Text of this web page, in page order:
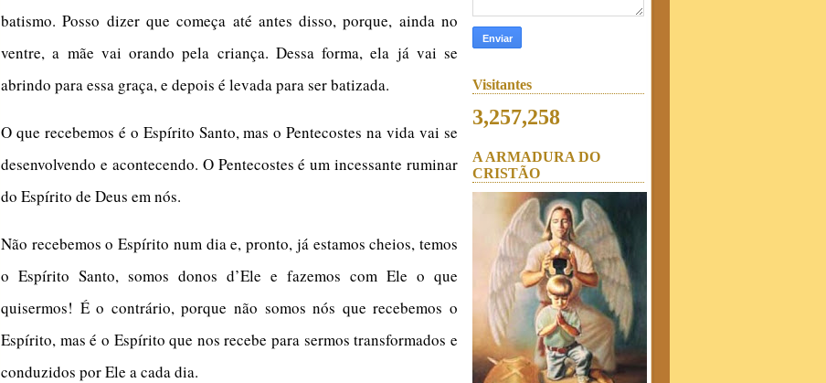
batismo. Posso dizer que começa até antes disso, porque, ainda no
ventre, a mãe vai orando pela criança. Dessa forma, ela já vai se
abrindo para essa graça, e depois é levada para ser batizada.
O que recebemos é o Espírito Santo, mas o Pentecostes na vida vai se
desenvolvendo e acontecendo. O Pentecostes é um incessante ruminar
do Espírito de Deus em nós.
Não recebemos o Espírito num dia e, pronto, já estamos cheios, temos
o Espírito Santo, somos donos d’Ele e fazemos com Ele o que
quisermos! É o contrário, porque não somos nós que recebemos o
Espírito, mas é o Espírito que nos recebe para sermos transformados e
conduzidos por Ele a cada dia.
Visitantes
3,257,258
A ARMADURA DO
CRISTÃO